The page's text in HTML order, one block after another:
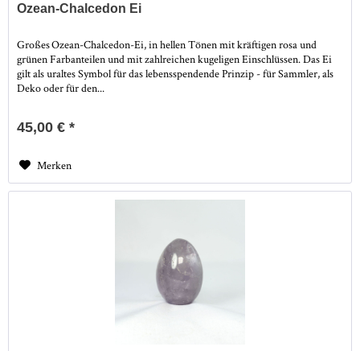
Ozean-Chalcedon Ei
Großes Ozean-Chalcedon-Ei, in hellen Tönen mit kräftigen rosa und
grünen Farbanteilen und mit zahlreichen kugeligen Einschlüssen. Das Ei
gilt als uraltes Symbol für das lebensspendende Prinzip - für Sammler, als
Deko oder für den...
45,00 € *
Merken